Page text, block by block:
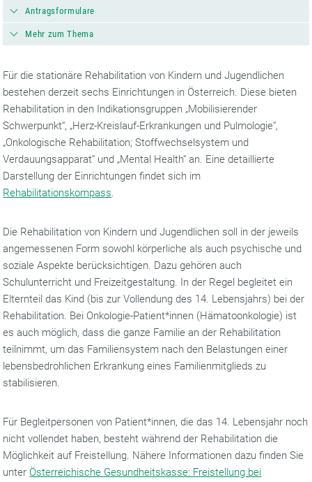
Antragsformulare
Mehr zum Thema
Für die stationäre Rehabilitation von Kindern und Jugendlichen
bestehen derzeit sechs Einrichtungen in Österreich. Diese bieten
Rehabilitation in den Indikationsgruppen „Mobilisierender
Schwerpunkt“, „Herz-Kreislauf-Erkrankungen und Pulmologie“,
„Onkologische Rehabilitation; Stoffwechselsystem und
Verdauungsapparat“ und „Mental Health“ an. Eine detaillierte
Darstellung der Einrichtungen findet sich im
Rehabilitationskompass.
Die Rehabilitation von Kindern und Jugendlichen soll in der jeweils
angemessenen Form sowohl körperliche als auch psychische und
soziale Aspekte berücksichtigen. Dazu gehören auch
Schulunterricht und Freizeitgestaltung. In der Regel begleitet ein
Elternteil das Kind (bis zur Vollendung des 14. Lebensjahrs) bei der
Rehabilitation. Bei Onkologie-Patient*innen (Hämatoonkologie) ist
es auch möglich, dass die ganze Familie an der Rehabilitation
teilnimmt, um das Familiensystem nach den Belastungen einer
lebensbedrohlichen Erkrankung eines Familienmitglieds zu
stabilisieren.
Für Begleitpersonen von Patient*innen, die das 14. Lebensjahr noch
nicht vollendet haben, besteht während der Rehabilitation die
Möglichkeit auf Freistellung. Nähere Informationen dazu finden Sie
unter Österreichische Gesundheitskasse: Freistellung bei